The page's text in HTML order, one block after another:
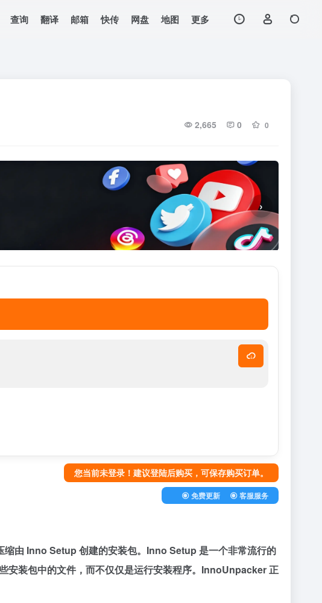
查询 翻译 邮箱 快传 网盘 地图 更多
2,665 0 0
›
您当前未登录！建议登陆后购买，可保存购买订单。
免费更新 客服服务
由 Inno Setup 创建的安装包。Inno Setup 是一个非常流行的
安装包中的文件，而不仅仅是运行安装程序。InnoUnpacker 正